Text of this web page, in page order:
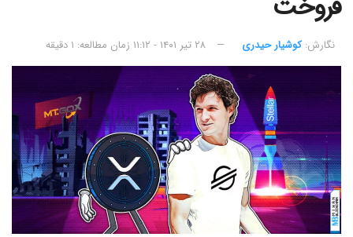
فروخت
نگارش:‌ کوشیار حیدری ۲۸ تیر ۱۴۰۱ - ۱۱:۱۲ زمان مطالعه: ۱ دقیقه